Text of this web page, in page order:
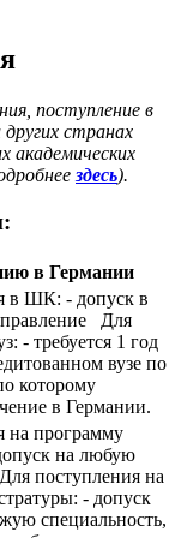
поступление в
других странах
здесь).
в Германии
в ШК: - допуск в
Для
- требуется 1 год
вузе по
которому
в Германии.
на программу
на любую
поступления на
- допуск
специальность,